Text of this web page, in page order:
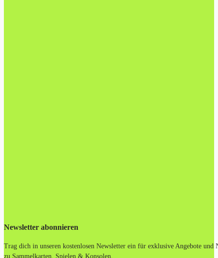
Newsletter abonnieren
Trag dich in unseren kostenlosen Newsletter ein für exklusive Angebote und
zu Sammelkarten, Spielen & Konsolen.